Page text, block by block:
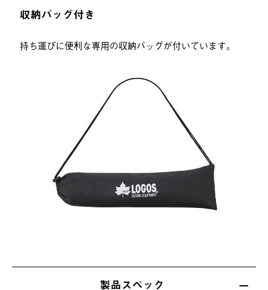
収納バッグ付き
持ち運びに便利な専用の収納バッグが付いています。
製品スペック